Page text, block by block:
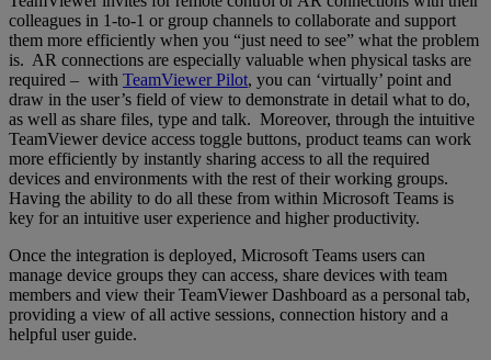
colleagues in 1-to-1 or group channels to collaborate and support
them more efficiently when you “just need to see” what the problem
is. AR connections are especially valuable when physical tasks are
required – with TeamViewer Pilot, you can ‘virtually’ point and
draw in the user’s field of view to demonstrate in detail what to do,
as well as share files, type and talk. Moreover, through the intuitive
TeamViewer device access toggle buttons, product teams can work
more efficiently by instantly sharing access to all the required
devices and environments with the rest of their working groups.
Having the ability to do all these from within Microsoft Teams is
key for an intuitive user experience and higher productivity.
Once the integration is deployed, Microsoft Teams users can
manage device groups they can access, share devices with team
members and view their TeamViewer Dashboard as a personal tab,
providing a view of all active sessions, connection history and a
helpful user guide.